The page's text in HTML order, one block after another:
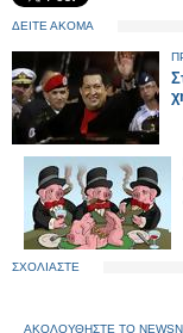
ΔΕΙΤΕ ΑΚΟΜΑ
ΣΧΟΛΙΑΣΤΕ
ΑΚΟΛΟΥΘΗΣΤΕ ΤΟ